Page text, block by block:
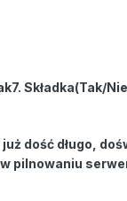
Składka(Tak/
dość długo,